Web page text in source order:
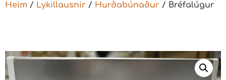
Heim / Lykillausnir / Hurðabúnaður / Bréfalúgur